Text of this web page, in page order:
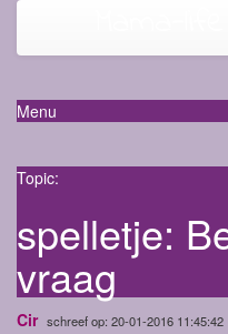
Menu
Topic:
spelletje:
vraag
Cir schreef op: 20-01-2016 11:45:42